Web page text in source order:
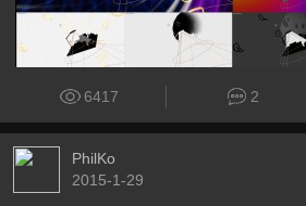
6417 2
PhilKo
2015-1-29